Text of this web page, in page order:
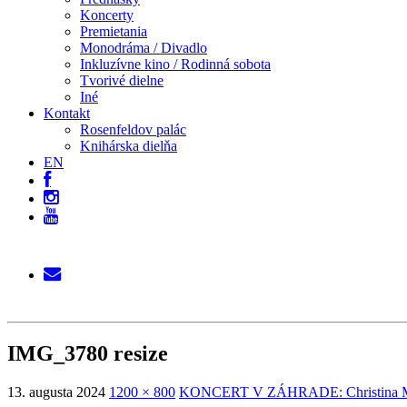
Koncerty
Premietania
Monodráma / Divadlo
Inkluzívne kino / Rodinná sobota
Tvorivé dielne
Iné
Kontakt
Rosenfeldov palác
Knihárska dielňa
EN
IMG_3780 resize
13. augusta 2024 1200 × 800 KONCERT V ZÁHRADE: Christina